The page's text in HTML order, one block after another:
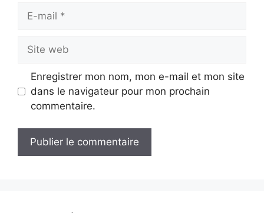
mail
web
Enregistrer mon nom, mon e-mail et mon site
dans le navigateur pour mon prochain
commentaire.